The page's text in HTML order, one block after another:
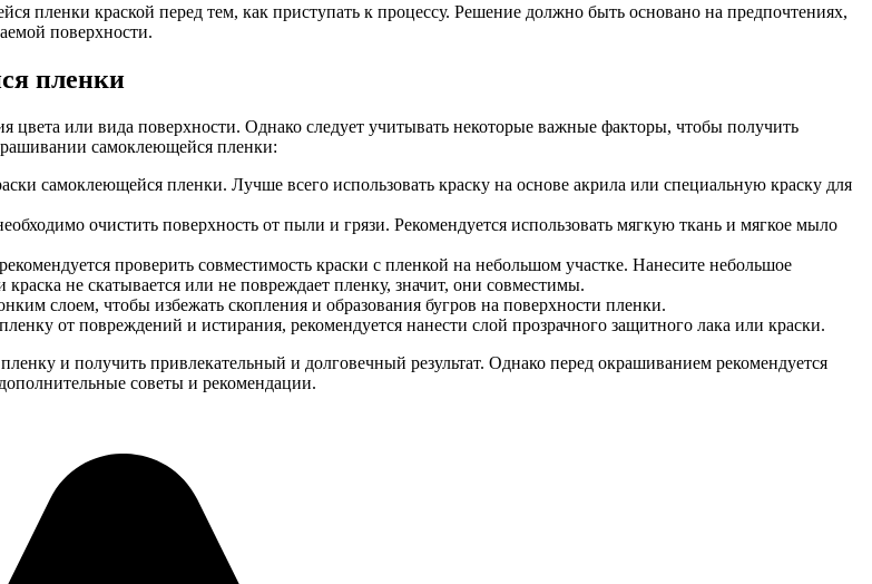
пленки краской перед тем, как приступать к процессу. Решение должно быть основано на предпочтениях,
поверхности.
пленки
или вида поверхности. Однако следует учитывать некоторые важные факторы, чтобы получить
самоклеющейся пленки:
самоклеющейся пленки. Лучше всего использовать краску на основе акрила или специальную краску для
очистить поверхность от пыли и грязи. Рекомендуется использовать мягкую ткань и мягкое мыло
проверить совместимость краски с пленкой на небольшом участке. Нанесите небольшое
не скатывается или не повреждает пленку, значит, они совместимы.
слоем, чтобы избежать скопления и образования бугров на поверхности пленки.
от повреждений и истирания, рекомендуется нанести слой прозрачного защитного лака или краски.
и получить привлекательный и долговечный результат. Однако перед окрашиванием рекомендуется
советы и рекомендации.